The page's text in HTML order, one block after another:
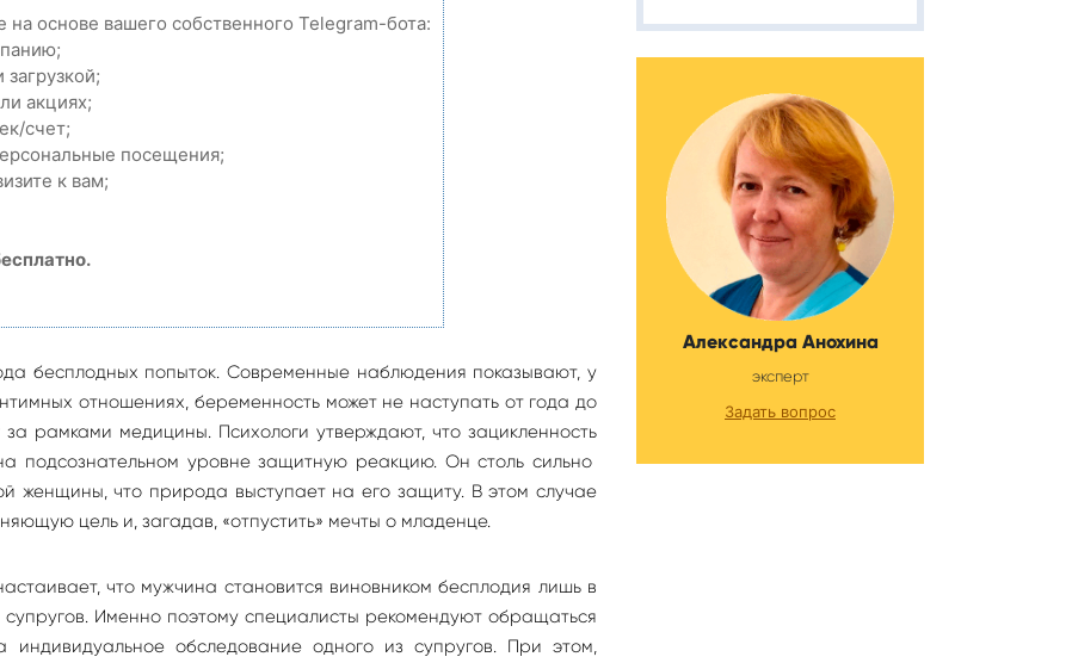
основе вашего собственного Telegram-бота:
акциях;
счет;
посещения;
к вам;
бесплодных попыток. Современные наблюдения показывают, у
отношениях, беременность может не наступать от года до
рамками медицины. Психологи утверждают, что зацикленность
подсознательном уровне защитную реакцию. Он столь сильно
женщины, что природа выступает на его защиту. В этом случае
цель и, загадав, «отпустить» мечты о младенце.
что мужчина становится виновником бесплодия лишь в
Именно поэтому специалисты рекомендуют обращаться
обследование одного из супругов. При этом,
Александра Анохина
эксперт
Задать вопрос